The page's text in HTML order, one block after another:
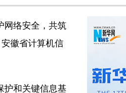
络安全，共筑
徽省计算机信
和关键信息基